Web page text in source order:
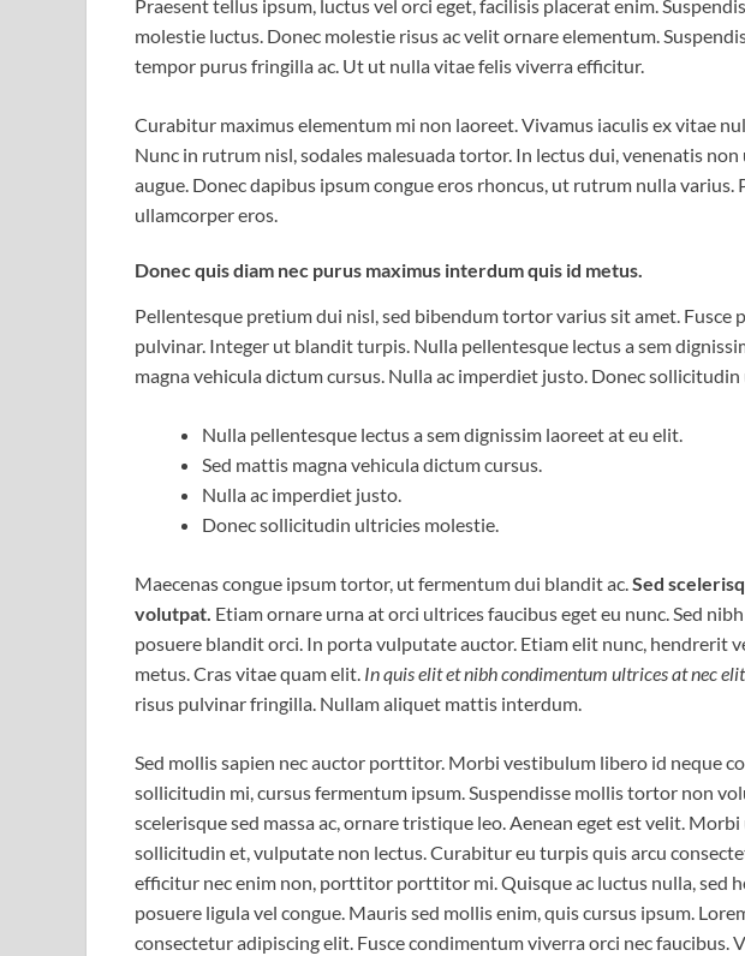
Praesent tellus ipsum, luctus vel orci eget, facilisis placerat enim.
molestie luctus. Donec molestie risus ac velit ornare elementum.
tempor purus fringilla ac. Ut ut nulla vitae felis viverra efficitur.
Curabitur maximus elementum mi non laoreet. Vivamus iaculis ex vitae
Nunc in rutrum nisl, sodales malesuada tortor. In lectus dui, venenatis
augue. Donec dapibus ipsum congue eros rhoncus, ut rutrum nulla varius.
ullamcorper eros.
Donec quis diam nec purus maximus interdum quis id metus.
Pellentesque pretium dui nisl, sed bibendum tortor varius sit amet. Fusce
pulvinar. Integer ut blandit turpis. Nulla pellentesque lectus a sem
magna vehicula dictum cursus. Nulla ac imperdiet justo. Donec
Nulla pellentesque lectus a sem dignissim laoreet at eu elit.
Sed mattis magna vehicula dictum cursus.
Nulla ac imperdiet justo.
Donec sollicitudin ultricies molestie.
Maecenas congue ipsum tortor, ut fermentum dui blandit ac. Sed
volutpat. Etiam ornare urna at orci ultrices faucibus eget eu nunc. Sed
posuere blandit orci. In porta vulputate auctor. Etiam elit nunc, hendrerit
metus. Cras vitae quam elit. In quis elit et nibh condimentum ultrices at nec elit
risus pulvinar fringilla. Nullam aliquet mattis interdum.
Sed mollis sapien nec auctor porttitor. Morbi vestibulum libero id neque
sollicitudin mi, cursus fermentum ipsum. Suspendisse mollis tortor non
scelerisque sed massa ac, ornare tristique leo. Aenean eget est velit.
sollicitudin et, vulputate non lectus. Curabitur eu turpis quis arcu
efficitur nec enim non, porttitor porttitor mi. Quisque ac luctus nulla, sed
posuere ligula vel congue. Mauris sed mollis enim, quis cursus ipsum.
consectetur adipiscing elit. Fusce condimentum viverra orci nec faucibus.